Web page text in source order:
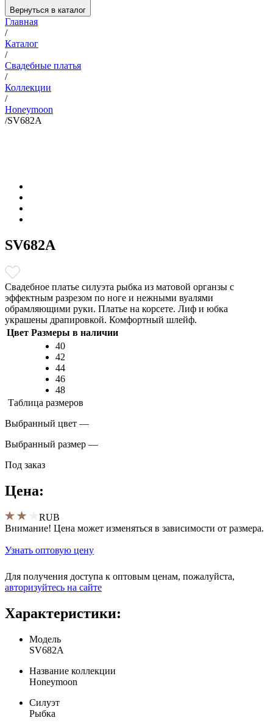
Вернуться в каталог
Главная
/
Каталог
/
Свадебные платья
/
Коллекции
/
Honeymoon
/SV682A
SV682A
Свадебное платье силуэта рыбка из матовой органзы с
эффектным разрезом по ноге и нежными вуалями
обрамляющими руки. Платье на корсете. Лиф и юбка
украшены драпировкой. Комфортный шлейф.
Цвет Размеры в наличии
40
42
44
46
48
Таблица размеров
Выбранный цвет —
Выбранный размер —
Под заказ
Цена:
RUB
Внимание! Цена может изменяться в зависимости от размера.
Узнать оптовую цену
Для получения доступа к оптовым ценам, пожалуйста,
aвторизуйтесь на сайте
Характеристики:
Модель
SV682A
Название коллекции
Honeymoon
Силуэт
Рыбка